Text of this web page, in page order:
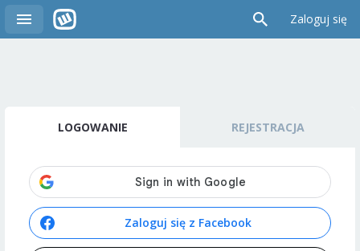
Zaloguj się
LOGOWANIE REJESTRACJA
Zaloguj się z Facebook